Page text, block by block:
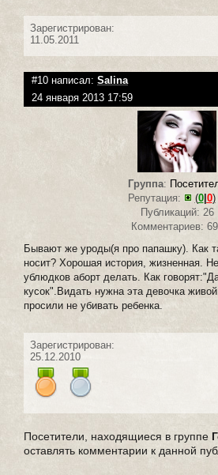
Зарегистрирован:
11.05.2011
#10 написал: Salina
24 января 2013 17:59
Группа:
Репутация:
(0| 0)
Публикаций: 26
Комментариев:
Бывают же уроды(я про папашку). Как
носит? Хорошая история, жизненная. Не
ублюдков аборт делать. Как
кусок".Видать нужна эта девочка
просили не убивать ребенка.
Зарегистрирован:
25.12.2010
Посетители, находящиеся в группе
оставлять комментарии к данной